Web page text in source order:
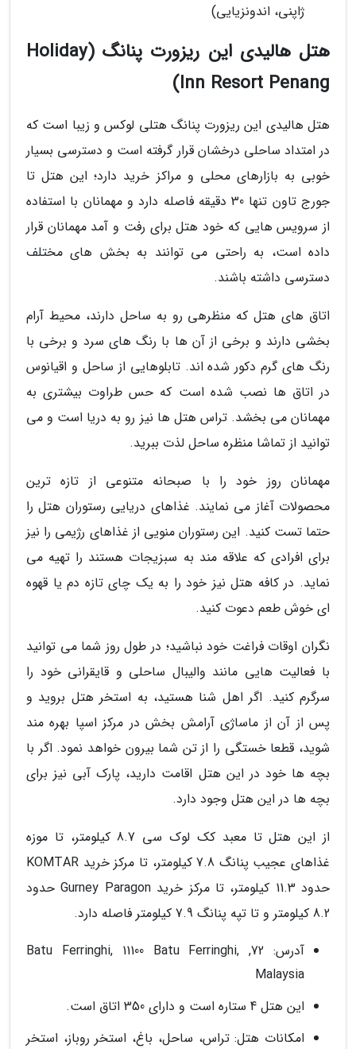
ژاپنی، اندونزیایی)
هتل هالیدی این ریزورت پنانگ (Holiday
Inn Resort Penang)
هتل هالیدی این ریزورت پنانگ هتلی لوکس و زیبا است که
در امتداد ساحلی درخشان قرار گرفته است و دسترسی بسیار
خوبی به بازارهای محلی و مراکز خرید دارد؛ این هتل تا
جورج تاون تنها 30 دقیقه فاصله دارد و مهمانان با استفاده
از سرویس هایی که خود هتل برای رفت و آمد مهمانان قرار
داده است، به راحتی می توانند به بخش های مختلف
دسترسی داشته باشند.
اتاق های هتل که منظرهی رو به ساحل دارند، محیط آرام
بخشی دارند و برخی از آن ها با رنگ های سرد و برخی با
رنگ های گرم دکور شده اند. تابلوهایی از ساحل و اقیانوس
در اتاق ها نصب شده است که حس طراوت بیشتری به
مهمانان می بخشد. تراس هتل ها نیز رو به دریا است و می
توانید از تماشا منظره ساحل لذت ببرید.
مهمانان روز خود را با صبحانه متنوعی از تازه ترین
محصولات آغاز می نمایند. غذاهای دریایی رستوران هتل را
حتما تست کنید. این رستوران منویی از غذاهای رژیمی را نیز
برای افرادی که علاقه مند به سبزیجات هستند را تهیه می
نماید. در کافه هتل نیز خود را به یک چای تازه دم یا قهوه
ای خوش طعم دعوت کنید.
نگران اوقات فراغت خود نباشید؛ در طول روز شما می توانید
با فعالیت هایی مانند والیبال ساحلی و قایقرانی خود را
سرگرم کنید. اگر اهل شنا هستید، به استخر هتل بروید و
پس از آن از ماساژی آرامش بخش در مرکز اسپا بهره مند
شوید، قطعا خستگی را از تن شما بیرون خواهد نمود. اگر با
بچه ها خود در این هتل اقامت دارید، پارک آبی نیز برای
بچه ها در این هتل وجود دارد.
از این هتل تا معبد کک لوک سی 8.7 کیلومتر، تا موزه
غذاهای عجیب پنانگ 7.8 کیلومتر، تا مرکز خرید KOMTAR
حدود 11.3 کیلومتر، تا مرکز خرید Gurney Paragon حدود
8.2 کیلومتر و تا تپه پنانگ 7.9 کیلومتر فاصله دارد.
آدرس: 72, Batu Ferringhi, 11100 Batu Ferringhi,
Malaysia
این هتل 4 ستاره است و دارای 350 اتاق است.
امکانات هتل: تراس، ساحل، باغ، استخر روباز، استخر